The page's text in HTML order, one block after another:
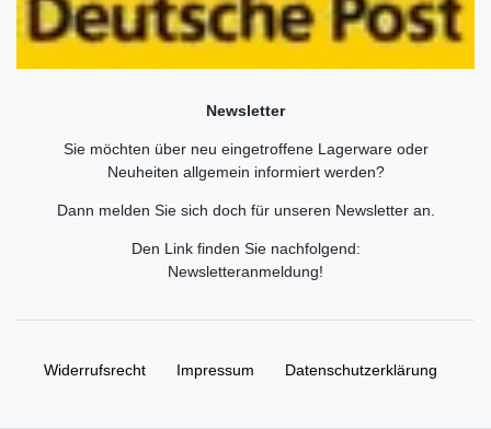
Newsletter
Sie möchten über neu eingetroffene Lagerware oder
Neuheiten allgemein informiert werden?
Dann melden Sie sich doch für unseren Newsletter an.
Den Link finden Sie nachfolgend:
Newsletteranmeldung!
Widerrufs­recht Impressum Daten­schutz­erklärung